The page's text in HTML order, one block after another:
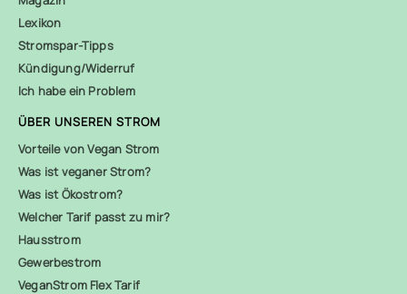
Lexikon
Stromspar-Tipps
Kündigung/Widerruf
Ich habe ein Problem
ÜBER UNSEREN STROM
Vorteile von Vegan Strom
Was ist veganer Strom?
Was ist Ökostrom?
Welcher Tarif passt zu mir?
Hausstrom
Gewerbestrom
VeganStrom Flex Tarif